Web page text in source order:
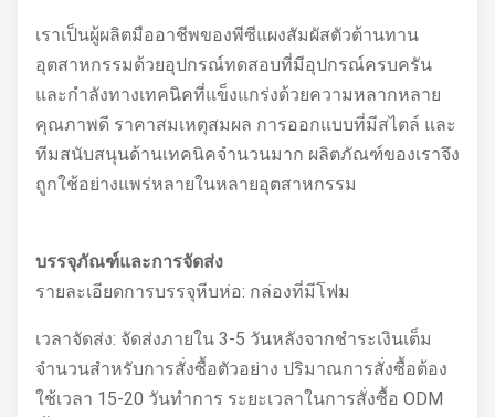
เราเป็นผู้ผลิตมืออาชีพของพีซีแผงสัมผัสตัวต้านทาน
อุตสาหกรรมด้วยอุปกรณ์ทดสอบที่มีอุปกรณ์ครบครัน
และกำลังทางเทคนิคที่แข็งแกร่งด้วยความหลากหลาย
คุณภาพดี ราคาสมเหตุสมผล การออกแบบที่มีสไตล์ และ
ทีมสนับสนุนด้านเทคนิคจำนวนมาก ผลิตภัณฑ์ของเราจึง
ถูกใช้อย่างแพร่หลายในหลายอุตสาหกรรม
บรรจุภัณฑ์และการจัดส่ง
รายละเอียดการบรรจุหีบห่อ: กล่องที่มีโฟม
เวลาจัดส่ง: จัดส่งภายใน 3-5 วันหลังจากชำระเงินเต็ม
จำนวนสำหรับการสั่งซื้อตัวอย่าง ปริมาณการสั่งซื้อต้อง
ใช้เวลา 15-20 วันทำการ ระยะเวลาในการสั่งซื้อ ODM